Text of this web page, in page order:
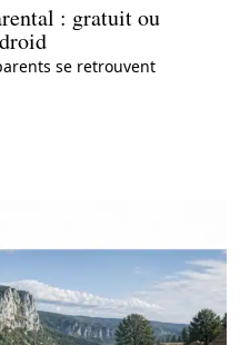
: gratuit ou
se retrouvent